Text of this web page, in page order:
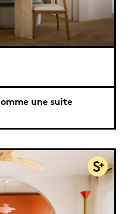
une suite